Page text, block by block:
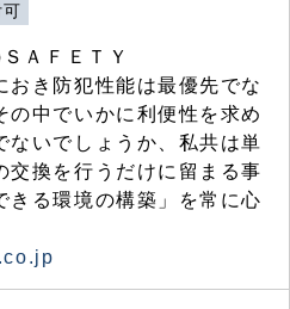
可
ＡＦＥＴＹ
おき防犯性能は最優先でな
の中でいかに利便性を求め
ないでしょうか、私共は単
交換を行うだけに留まる事
きる環境の構築」を常に心